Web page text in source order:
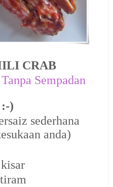
CRAB
Sempadan
)
sederhana
anda)